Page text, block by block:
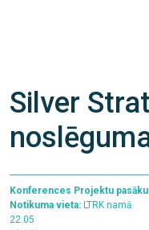
Silver
Konferences Projektu
Notikuma vieta: LTRK namā
22.05